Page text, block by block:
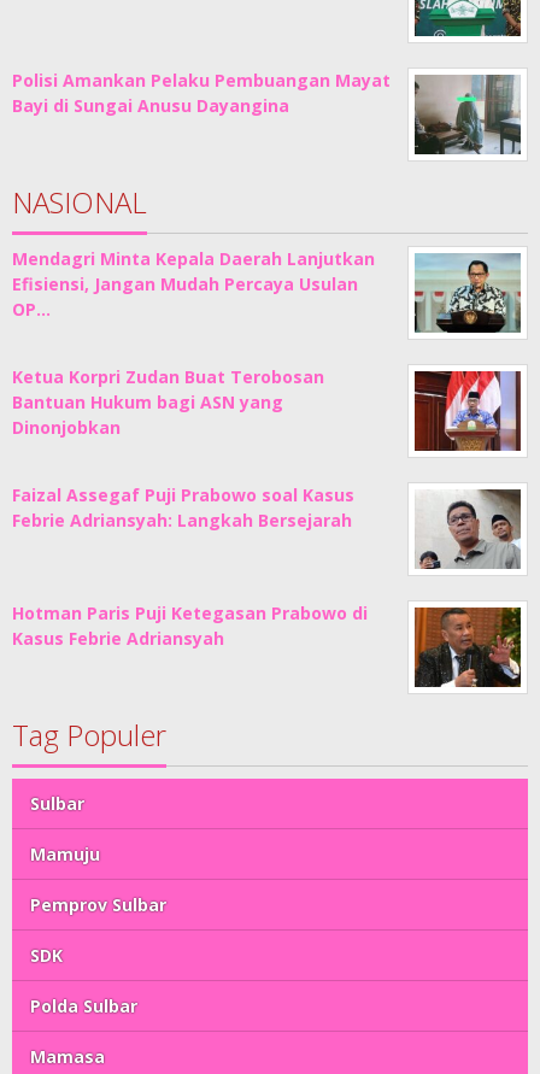
Polisi Amankan Pelaku Pembuangan Mayat
Bayi di Sungai Anusu Dayangina
NASIONAL
Mendagri Minta Kepala Daerah Lanjutkan
Efisiensi, Jangan Mudah Percaya Usulan
OP…
Ketua Korpri Zudan Buat Terobosan
Bantuan Hukum bagi ASN yang
Dinonjobkan
Faizal Assegaf Puji Prabowo soal Kasus
Febrie Adriansyah: Langkah Bersejarah
Hotman Paris Puji Ketegasan Prabowo di
Kasus Febrie Adriansyah
Tag Populer
Sulbar
Mamuju
Pemprov Sulbar
SDK
Polda Sulbar
Mamasa